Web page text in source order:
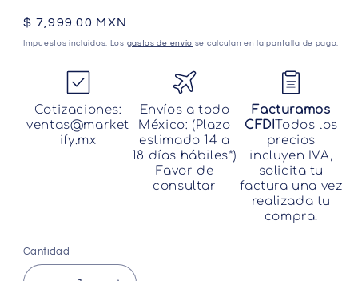
Precio
habitual
$ 7,999.00 MXN
Impuestos incluidos. Los gastos de envío se calculan en la pantalla de pago.
Cotizaciones:
ventas@market
ify.mx
Envíos a todo
México: (Plazo
estimado 14 a
18 días hábiles*)
Favor de
consultar
Facturamos
CFDI Todos los
precios
incluyen IVA,
solicita tu
factura una vez
realizada tu
compra.
Cantidad
Cantidad